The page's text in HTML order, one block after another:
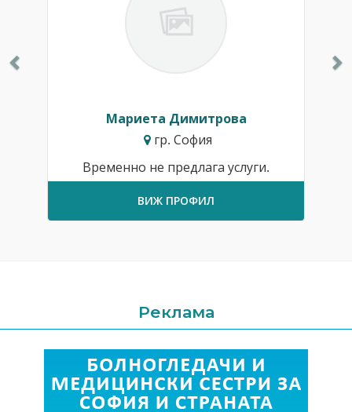
Мариета Димитрова
гр. София
Временно не предлага услуги.
ВИЖ ПРОФИЛ
Реклама